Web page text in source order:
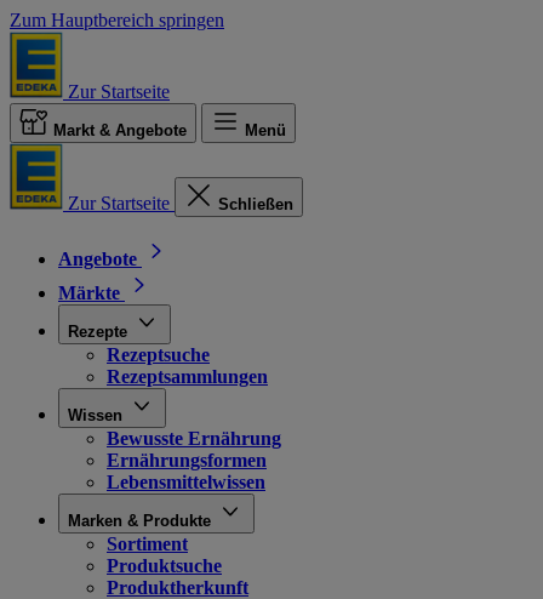
Zum Hauptbereich springen
Zur Startseite
Markt & Angebote Menü
Zur Startseite Schließen
Angebote
Märkte
Rezepte
Rezeptsuche
Rezeptsammlungen
Wissen
Bewusste Ernährung
Ernährungsformen
Lebensmittelwissen
Marken & Produkte
Sortiment
Produktsuche
Produktherkunft